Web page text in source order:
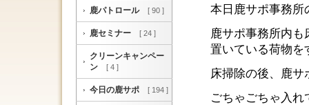
鹿パトロール [ 90 ]
鹿セミナー [ 24 ]
クリーンキャンペー
ン [ 4 ]
今日の鹿サポ [ 194 ]
本日鹿サポ事務所
鹿サポ事務所内
置いている荷物を
床掃除の後、鹿
ごちゃごちゃ入